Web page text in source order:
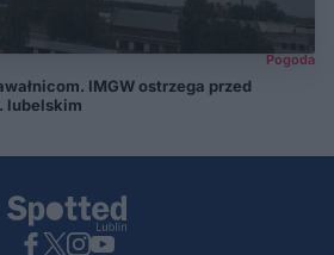
Pogoda
IMGW ostrzega przed
lubelskim